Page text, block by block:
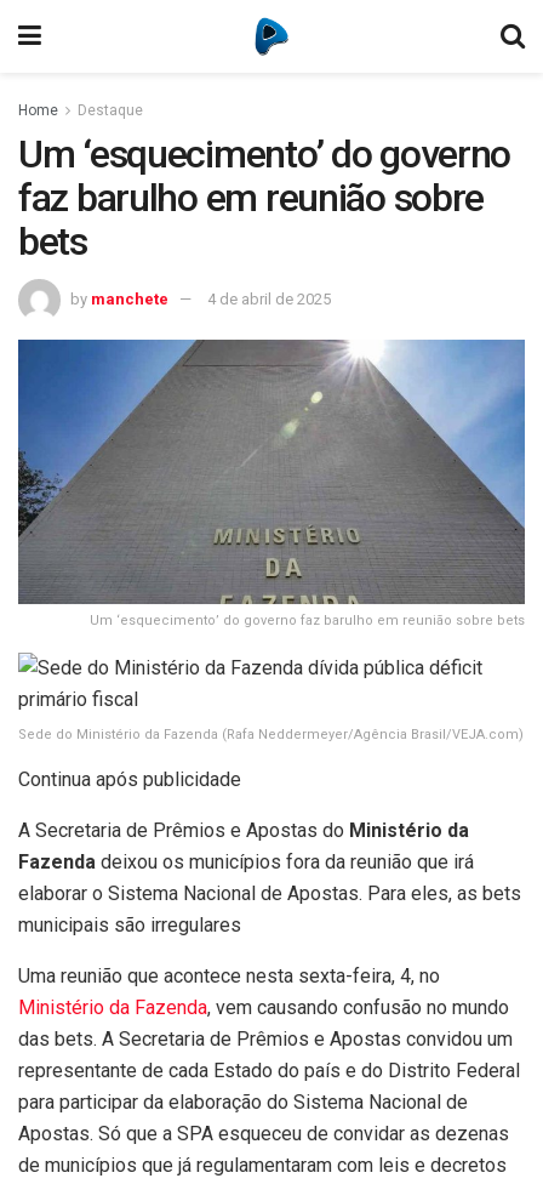
Home Destaque
Um ‘esquecimento’ do governo
faz barulho em reunião sobre
bets
by manchete 4 de abril de 2025
Um ‘esquecimento’ do governo faz barulho em reunião sobre bets
Sede do Ministério da Fazenda (Rafa Neddermeyer/Agência Brasil/VEJA.com)
Continua após publicidade
A Secretaria de Prêmios e Apostas do Ministério da
Fazenda deixou os municípios fora da reunião que irá
elaborar o Sistema Nacional de Apostas. Para eles, as bets
municipais são irregulares
Uma reunião que acontece nesta sexta-feira, 4, no
Ministério da Fazenda, vem causando confusão no mundo
das bets. A Secretaria de Prêmios e Apostas convidou um
representante de cada Estado do país e do Distrito Federal
para participar da elaboração do Sistema Nacional de
Apostas. Só que a SPA esqueceu de convidar as dezenas
de municípios que já regulamentaram com leis e decretos